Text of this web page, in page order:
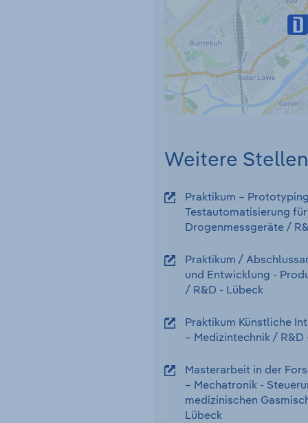
Weitere Stellen
Praktikum –
Testautomatisierung
Drogenmessgeräte /
Praktikum /
und Entwicklung -
/ R&D - Lübeck
Praktikum Künstliche
– Medizintechnik / R&D
Masterarbeit in der
– Mechatronik -
medizinischen
Lübeck